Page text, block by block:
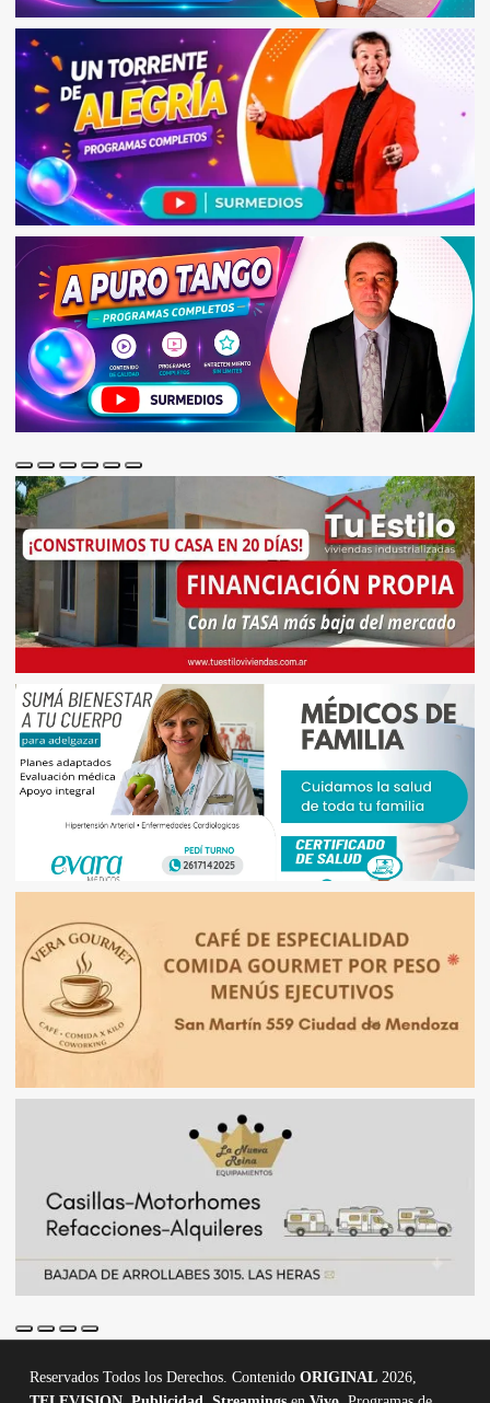
Reservados Todos los Derechos. Contenido ORIGINAL2026,